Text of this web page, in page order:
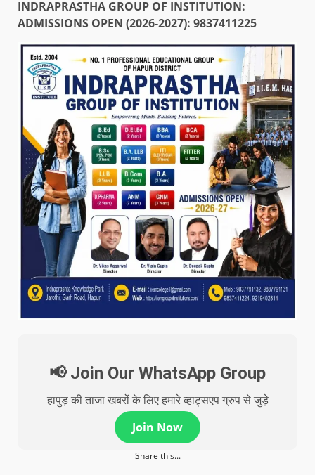
INDRAPRASTHA GROUP OF INSTITUTION:
ADMISSIONS OPEN (2026-2027): 9837411225
📢 Join Our WhatsApp Group
हापुड़ की ताजा खबरों के लिए हमारे व्हाट्सएप ग्रुप से जुड़े
Join Now
Share this...